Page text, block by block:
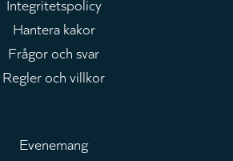
Hantera kakor
Frågor och svar
Regler och villkor
Evenemang